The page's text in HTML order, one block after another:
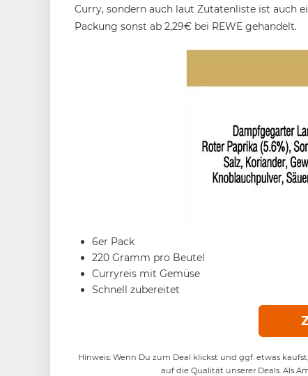
Curry, sondern auch laut Zutatenliste ist auch
Packung sonst ab 2,29€ bei REWE gehandelt.
6er Pack
220 Gramm pro Beutel
Curryreis mit Gemüse
Schnell zubereitet
Hinweis: Wenn Du zum Deal klickst und ggf. etwas
auf die Qualität unserer Deals. Als